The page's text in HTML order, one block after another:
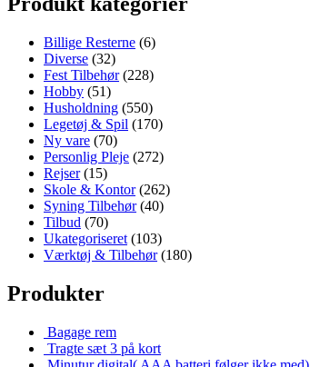
Billige Resterne (6)
Diverse (32)
Fest Tilbehør (228)
Hobby (51)
Husholdning (550)
Legetøj & Spil (170)
Ny vare (70)
Personlig Pleje (272)
Rejser (15)
Skole & Kontor (262)
Syning Tilbehør (40)
Tilbud (70)
Ukategoriseret (103)
Værktøj & Tilbehør (180)
Produkter
Bagage rem
Tragte sæt 3 på kort